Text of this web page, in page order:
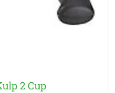
2 Cup